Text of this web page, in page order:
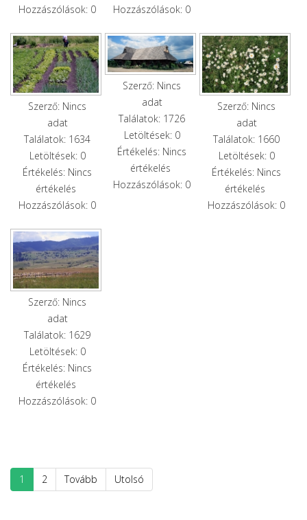
Hozzászólások: 0
Hozzászólások: 0
Szerző: Nincs
adat
Találatok: 1634
Letöltések: 0
Értékelés: Nincs
értékelés
Hozzászólások: 0
Szerző: Nincs
adat
Találatok: 1726
Letöltések: 0
Értékelés: Nincs
értékelés
Hozzászólások: 0
Szerző: Nincs
adat
Találatok: 1660
Letöltések: 0
Értékelés: Nincs
értékelés
Hozzászólások: 0
Szerző: Nincs
adat
Találatok: 1629
Letöltések: 0
Értékelés: Nincs
értékelés
Hozzászólások: 0
1 2 Tovább Utolsó